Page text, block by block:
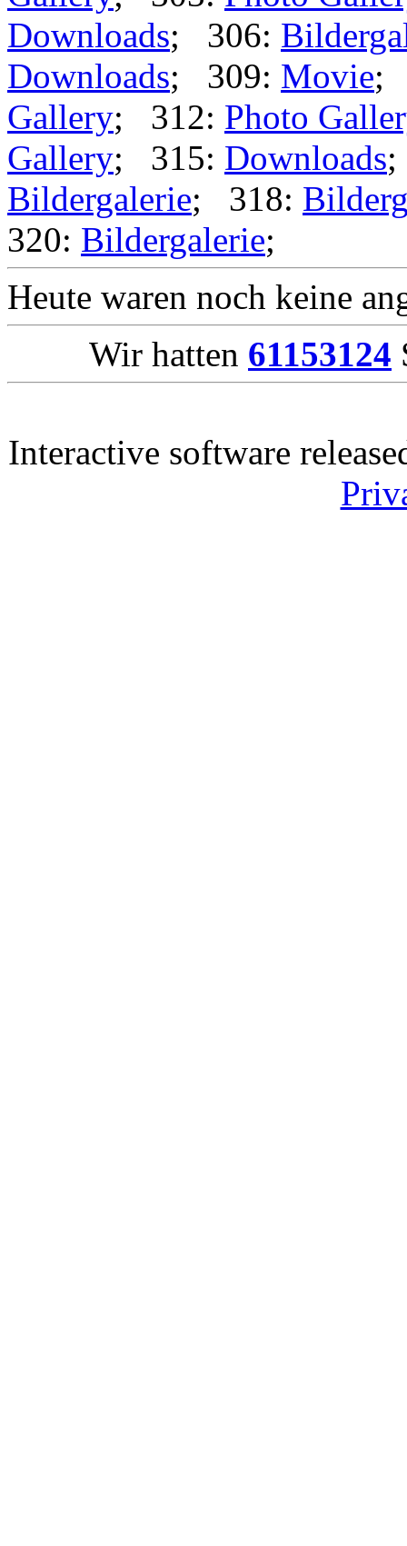
Downloads; 306:
Downloads; 309: Movie;
Gallery; 312: Photo
Gallery; 315: Downloads
Bildergalerie; 318:
320: Bildergalerie;
Heute waren noch keine
Wir hatten 61153124
Interactive software